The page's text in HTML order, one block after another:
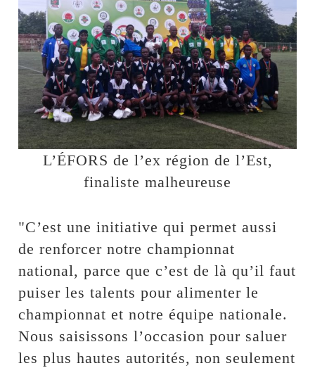
L’ÉFORS de l’ex région de l’Est,
finaliste malheureuse
"C’est une initiative qui permet aussi
de renforcer notre championnat
national, parce que c’est de là qu’il faut
puiser les talents pour alimenter le
championnat et notre équipe nationale.
Nous saisissons l’occasion pour saluer
les plus hautes autorités, non seulement